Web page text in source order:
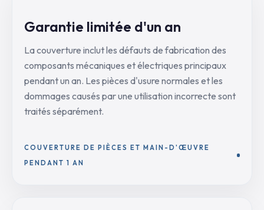
Garantie limitée d'un an
La couverture inclut les défauts de fabrication des
composants mécaniques et électriques principaux
pendant un an. Les pièces d'usure normales et les
dommages causés par une utilisation incorrecte sont
traités séparément.
COUVERTURE DE PIÈCES ET MAIN-D'ŒUVRE
PENDANT 1 AN